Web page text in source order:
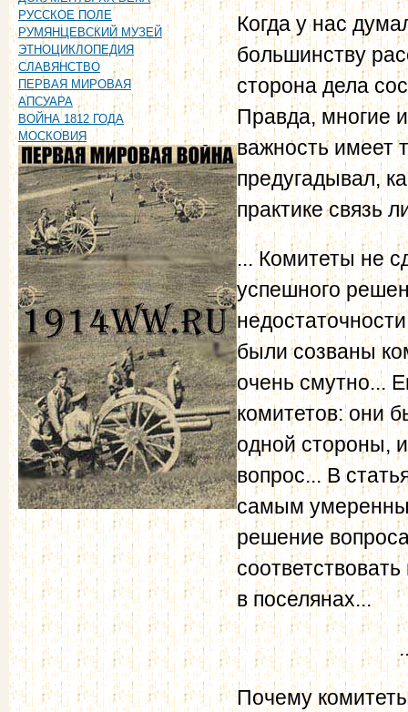
РУССКОЕ ПОЛЕ
РУМЯНЦЕВСКИЙ МУЗЕЙ
ЭТНОЦИКЛОПЕДИЯ
СЛАВЯНСТВО
ПЕРВАЯ МИРОВАЯ
АПСУАРА
ВОЙНА 1812 ГОДА
МОСКОВИЯ
Когда у нас
большинству
сторона дела
Правда, многие
важность имеет
предугадывал,
практике связь
... Комитеты не
успешного
были созваны
очень смутно...
комитетов: они
одной стороны,
вопрос... В
самым
решение
в поселянах...
Почему